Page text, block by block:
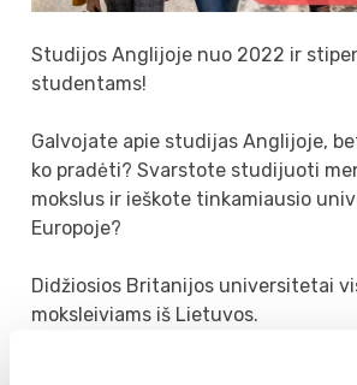
Studijos Anglijoje nuo 2022 ir
studentams!
Galvojate apie studijas Anglijoje,
ko pradėti? Svarstote studijuoti
mokslus ir ieškote tinkamiausio
Europoje?
Didžiosios Britanijos universitetai
moksleiviams iš Lietuvos.
Vasario 17d. 16:00 – NUOTOLINIS